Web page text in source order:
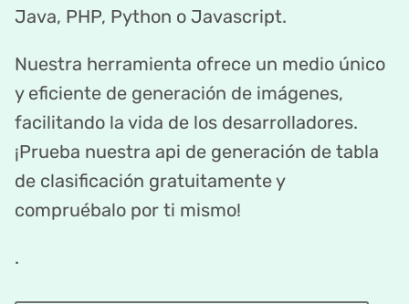
Java, PHP, Python o Javascript.
Nuestra herramienta ofrece un medio único
y eficiente de generación de imágenes,
facilitando la vida de los desarrolladores.
¡Prueba nuestra api de generación de tabla
de clasificación gratuitamente y
compruébalo por ti mismo!
.